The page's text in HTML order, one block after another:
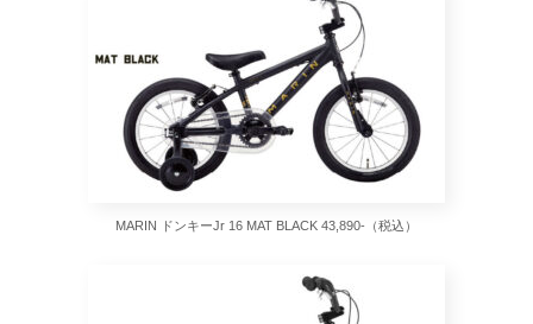
MARIN ドンキーJr 16 MAT BLACK 43,890-（税込）